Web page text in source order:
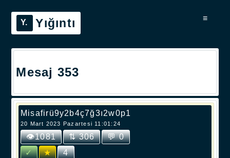
Yığıntı ≡
Mesaj 353
Misafirü9y2b4ç7ğ3ı2w0p1
20 Mart 2023 Pazartesi 11:01:24
👁1081 ⇅ 306
💬 0
✓
★ 4